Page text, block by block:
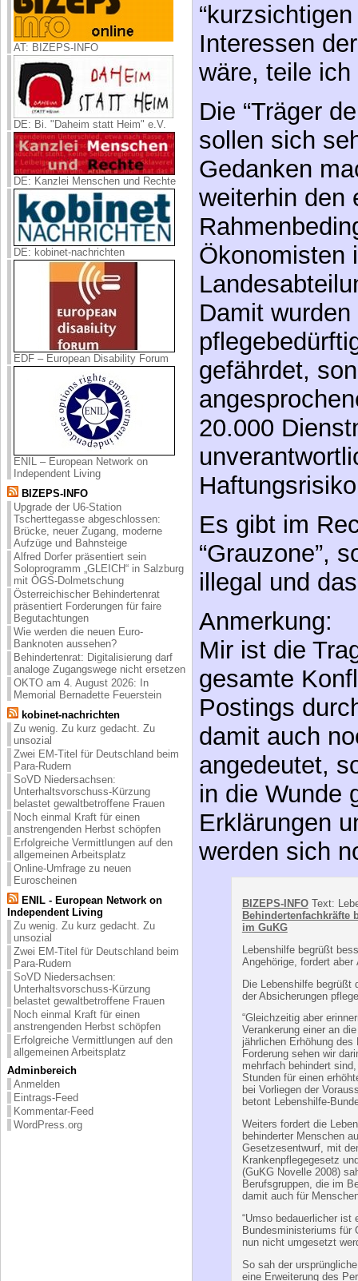
AT: BIZEPS-INFO
DE: Bi. "Daheim statt Heim" e.V.
DE: Kanzlei Menschen und Rechte
DE: kobinet-nachrichten
EDF – European Disability Forum
ENIL – European Network on
Independent Living
BIZEPS-INFO
Upgrade der U6-Station
Tscherttegasse abgeschlossen:
Brücke, neuer Zugang, moderne
Aufzüge und Bahnsteige
Alfred Dorfer präsentiert sein
Soloprogramm „GLEICH“ in Salzburg
mit ÖGS-Dolmetschung
Österreichischer Behindertenrat
präsentiert Forderungen für faire
Begutachtungen
Wie werden die neuen Euro-
Banknoten aussehen?
Behindertenrat: Digitalisierung darf
analoge Zugangswege nicht ersetzen
OKTO am 4. August 2026: In
Memorial Bernadette Feuerstein
kobinet-nachrichten
Zu wenig. Zu kurz gedacht. Zu
unsozial
Zwei EM-Titel für Deutschland beim
Para-Rudern
SoVD Niedersachsen:
Unterhaltsvorschuss-Kürzung
belastet gewaltbetroffene Frauen
Noch einmal Kraft für einen
anstrengenden Herbst schöpfen
Erfolgreiche Vermittlungen auf den
allgemeinen Arbeitsplatz
Online-Umfrage zu neuen
Euroscheinen
ENIL - European Network on
Independent Living
Zu wenig. Zu kurz gedacht. Zu
unsozial
Zwei EM-Titel für Deutschland beim
Para-Rudern
SoVD Niedersachsen:
Unterhaltsvorschuss-Kürzung
belastet gewaltbetroffene Frauen
Noch einmal Kraft für einen
anstrengenden Herbst schöpfen
Erfolgreiche Vermittlungen auf den
allgemeinen Arbeitsplatz
Adminbereich
Anmelden
Eintrags-Feed
Kommentar-Feed
WordPress.org
Die Meinung,
Interessen
wäre, teile
Die “Träger
sollen sich
Gedanken
weiterhin den
Ökonomisten
Damit
gefährdet,
20.000
Es gibt im
“Grauzone”,
illegal und
Anmerkung:
Mir ist die
gesamte
Postings
damit auch
angedeutet,
in die Wunde
Erklärungen
werden sich
BIZEPS-INFOText:
im GuKG
Angehörige, fordert aber
Die Lebenshilfe begrüßt
der Absicherungen
“Gleichzeitig aber
Verankerung einer an
jährlichen Erhöhung
mehrfach behindert
Stunden für einen
bei Vorliegen der
betont Lebenshilfe-
Weiters fordert die
behinderter Menschen
Krankenpflegegesetz
(GuKG Novelle 2008)
Berufsgruppen, die im
“Umso bedauerlicher